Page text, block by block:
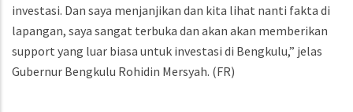
investasi. Dan saya menjanjikan dan kita lihat nanti fakta di
lapangan, saya sangat terbuka dan akan akan memberikan
support yang luar biasa untuk investasi di Bengkulu,” jelas
Gubernur Bengkulu Rohidin Mersyah. (FR)